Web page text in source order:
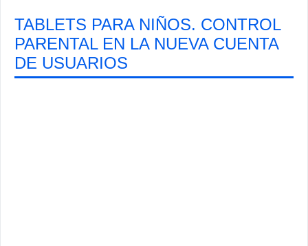
TABLETS PARA NIÑOS. CONTROL
PARENTAL EN LA NUEVA CUENTA
DE USUARIOS